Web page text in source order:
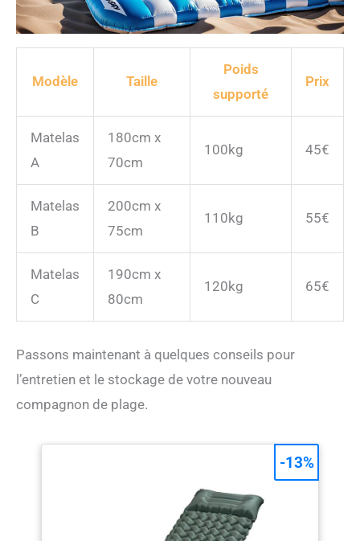
Modèle Taille
Poids
supporté
Prix
Matelas
A
180cm x
70cm
100kg 45€
Matelas
B
200cm x
75cm
110kg 55€
Matelas
C
190cm x
80cm
120kg 65€
Passons maintenant à quelques conseils pour
l’entretien et le stockage de votre nouveau
compagnon de plage.
-13%